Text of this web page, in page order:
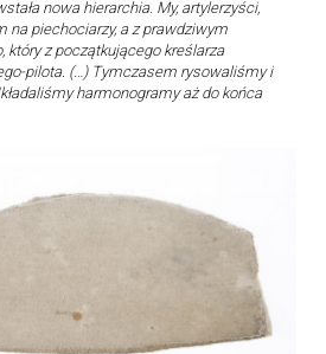
nowa hierarchia. My, artylerzyści,
na piechociarzy, a z prawdziwym
który z początkującego kreślarza
pilota. (…) Tymczasem rysowaliśmy i
harmonogramy aż do końca